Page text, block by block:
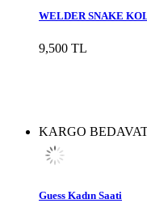
WELDER SNAKE
9,500 TL
KARGO BEDAVA
Guess Kadın Saati